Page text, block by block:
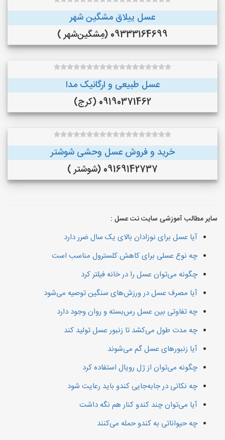
عسل ییلاق مشگین شهر
09333164699 (مِشگین‌شهر )
عسل طبیعی و ارگانیک مدا
09190371462 (کرج)
خرید و فروش عسل وحشی شوشتر
09169142737 (شوشتر )
سایر مطالب آموزشی سایت نت عسل :
آیا عسل برای نوزادان بالای یک سال ضرر دارد
چه نوع عسلی برای کاهش کلسترول مناسب است
چگونه می‌توان عسل را در خانه فیلتر کرد
آیا مصرف عسل در ورزش‌های سنگین توصیه می‌شود
چه تفاوتی بین عسل رس‌بسته و روان وجود دارد
چه مدت طول می‌کشد تا زنبور عسل تولید کند
آیا زنبورهای عسل گم می‌شوند
چگونه می‌توان از ژل رویال استفاده کرد
چه نکاتی در جابه‌جایی کندو باید رعایت شود
آیا می‌توان چند کندو کنار هم نگه داشت
چه حیواناتی به کندو حمله می‌کنند